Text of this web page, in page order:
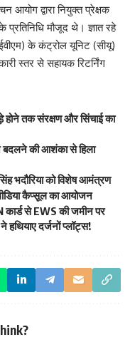
आयोग द्वारा नियुक्त प्रेक्षक
प्रतिनिधि मौजूद थे। ज्ञात रहे
के कंट्रोल यूनिट (सीयू)
स्तर से सहायक रिटर्निंग
होने तक संरक्षण और सिंचाई का
बदलने की आशंका से हिला
भदौरिया को विशेष आमंत्रण
कैप्सूल का आयोजन
कार्ड से EWS की जमीन पर
हथियाए दर्जनों प्लॉट्स!